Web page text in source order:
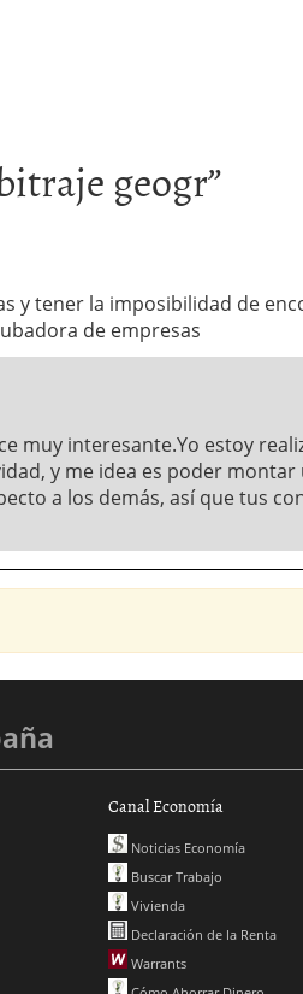
geogr”
y tener la imposibilidad de
de empresas
muy interesante.Yo estoy
y me idea es poder montar
a los demás, así que tus
Canal Economía
Noticias Economía
Buscar Trabajo
Vivienda
Declaración de la Renta
Warrants